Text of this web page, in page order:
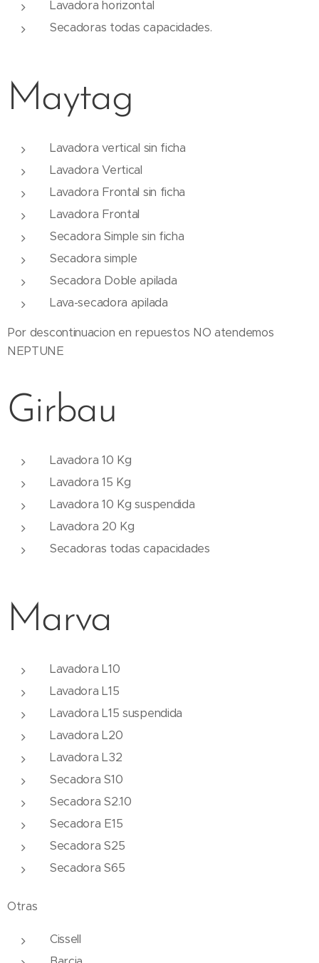
Lavadora horizontal
Secadoras todas capacidades.
Maytag
Lavadora vertical sin ficha
Lavadora Vertical
Lavadora Frontal sin ficha
Lavadora Frontal
Secadora Simple sin ficha
Secadora simple
Secadora Doble apilada
Lava-secadora apilada
Por descontinuacion en repuestos NO atendemos
NEPTUNE
Girbau
Lavadora 10 Kg
Lavadora 15 Kg
Lavadora 10 Kg suspendida
Lavadora 20 Kg
Secadoras todas capacidades
Marva
Lavadora L10
Lavadora L15
Lavadora L15 suspendida
Lavadora L20
Lavadora L32
Secadora S10
Secadora S2.10
Secadora E15
Secadora S25
Secadora S65
Otras
Cissell